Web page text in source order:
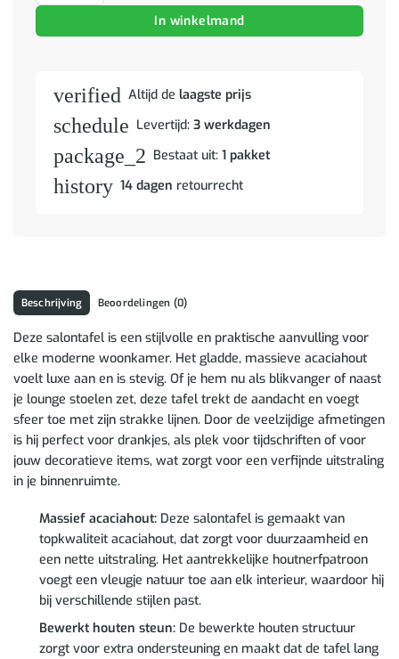
In winkelmand
verified Altijd de laagste prijs
schedule Levertijd: 3 werkdagen
package_2 Bestaat uit: 1 pakket
history 14 dagen retourrecht
Beschrijving Beoordelingen (0)
Deze salontafel is een stijlvolle en praktische aanvulling voor
elke moderne woonkamer. Het gladde, massieve acaciahout
voelt luxe aan en is stevig. Of je hem nu als blikvanger of naast
je lounge stoelen zet, deze tafel trekt de aandacht en voegt
sfeer toe met zijn strakke lijnen. Door de veelzijdige afmetingen
is hij perfect voor drankjes, als plek voor tijdschriften of voor
jouw decoratieve items, wat zorgt voor een verfijnde uitstraling
in je binnenruimte.
Massief acaciahout:Deze salontafel is gemaakt van
topkwaliteit acaciahout, dat zorgt voor duurzaamheid en
een nette uitstraling. Het aantrekkelijke houtnerfpatroon
voegt een vleugje natuur toe aan elk interieur, waardoor hij
bij verschillende stijlen past.
Bewerkt houten steun:De bewerkte houten structuur
zorgt voor extra ondersteuning en maakt dat de tafel lang